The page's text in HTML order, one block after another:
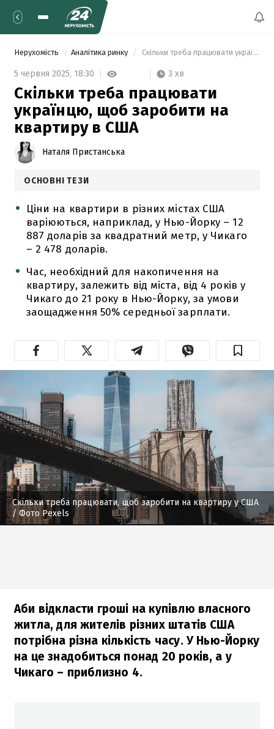
Нерухомість Аналітика ринку Скільки треба працювати українцю, щоб заробити на квартиру в США
5 червня 2025, 18:30 3 хв
Скільки треба працювати
українцю, щоб заробити на
квартиру в США
Наталя Пристанська
ОСНОВНІ ТЕЗИ
Ціни на квартири в різних містах США
варіюються, наприклад, у Нью-Йорку – 12
887 доларів за квадратний метр, у Чикаго
– 2 478 доларів.
Час, необхідний для накопичення на
квартиру, залежить від міста, від 4 років у
Чикаго до 21 року в Нью-Йорку, за умови
заощадження 50% середньої зарплати.
Скільки треба працювати, щоб заробити на квартиру у США
/ Фото Pexels
Аби відкласти гроші на купівлю власного
житла, для жителів різних штатів США
потрібна різна кількість часу. У Нью-Йорку
на це знадобиться понад 20 років, а у
Чикаго – приблизно 4.